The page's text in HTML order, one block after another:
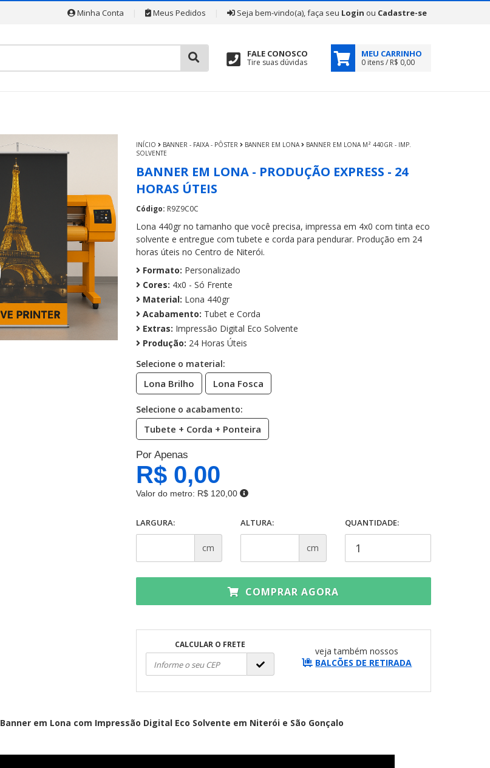
Minha Conta Meus Pedidos Seja bem-vindo(a), faça seu Login ou Cadastre-se
FALE CONOSCO
Tire suas dúvidas
MEU CARRINHO
0 itens / R$ 0,00
INÍCIO BANNER - FAIXA - PÔSTER BANNER EM LONA
BANNER EM LONA M² 440GR - IMP.
SOLVENTE
BANNER EM LONA - PRODUÇÃO EXPRESS - 24
HORAS ÚTEIS
Código: R9Z9C0C
Lona 440gr no tamanho que você precisa, impressa em 4x0 com tinta eco
solvente e entregue com tubete e corda para pendurar. Produção em 24
horas úteis no Centro de Niterói.
Formato: Personalizado
Cores: 4x0 - Só Frente
Material: Lona 440gr
Acabamento: Tubet e Corda
Extras: Impressão Digital Eco Solvente
Produção: 24 Horas Úteis
Selecione o material:
Lona Brilho Lona Fosca
Selecione o acabamento:
Tubete + Corda + Ponteira
Por Apenas
R$ 0,00
Valor do metro: R$ 120,00
LARGURA:
cm
ALTURA:
cm
QUANTIDADE:
COMPRAR AGORA
CALCULAR O FRETE
veja também nossos
BALCÕES DE RETIRADA
Banner em Lona com Impressão Digital Eco Solvente em Niterói e São Gonçalo